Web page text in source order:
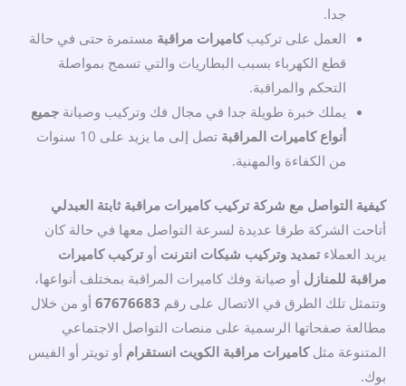
جدا.
العمل على تركيبكاميرات مراقبة مستمرة حتى في حالة
قطع الكهرباء بسبب البطاريات والتي تسمح بمواصلة
التحكم والمراقبة.
يملك خبرة طويلة جدا في مجال فك وتركيب وصيانةجميع
أنواع كاميرات المراقبة
تصل إلى ما يزيد على 10 سنوات
من الكفاءة والمهنية.
كيفية التواصل مع شركة تركيب كاميرات مراقبة ثابتة العبدلي
أتاحت الشركة طرقا عديدة لسرعة التواصل معها في حالة كان
يريد العملاءتمديد وتركيب شبكات انترنتأوتركيب كاميرات
مراقبة للمنازل أو صيانة وفك كاميرات المراقبة بمختلف أنواعها،
وتتمثل تلك الطرق في الاتصال على رقم 67676683 أو من خلال
مطالعة صفحاتها الرسمية على منصات التواصل الاجتماعي
المتنوعة مثلكاميرات مراقبة الكويت انستقرام أو تويتر أو الفيس
بوك.